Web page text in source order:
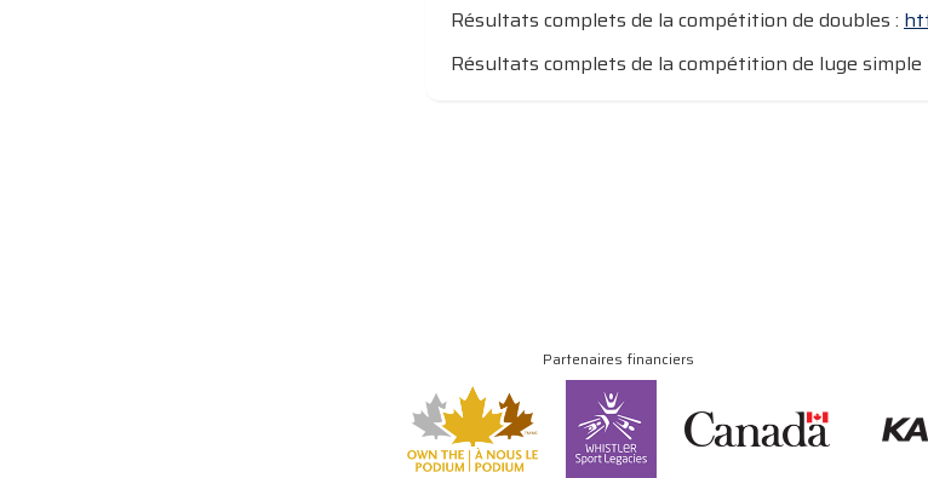
Résultats complets de la compétition de doubles :
Résultats complets de la compétition de luge
Partenaires financiers